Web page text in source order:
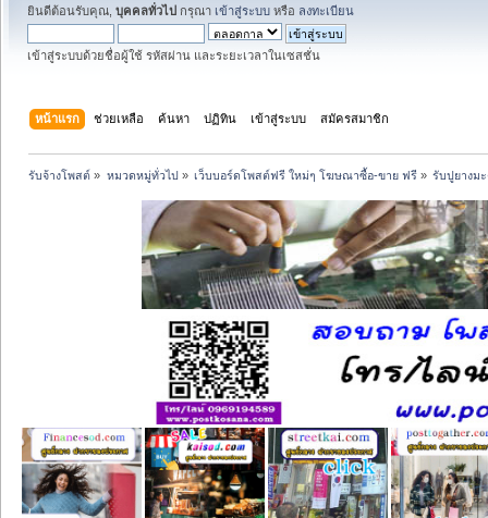
ยินดีต้อนรับคุณ, บุคคลทั่วไป กรุณา เข้าสู่ระบบ หรือ ลงทะเบียน
เข้าสู่ระบบด้วยชื่อผู้ใช้ รหัสผ่าน และระยะเวลาในเซสชั่น
หน้าแรก ช่วยเหลือ ค้นหา ปฏิทิน เข้าสู่ระบบ สมัครสมาชิก
รับจ้างโพสต์ » หมวดหมู่ทั่วไป» เว็บบอร์ดโพสต์ฟรี ใหม่ๆ โฆษณาซื้อ-ขาย ฟรี» รับปูยางม